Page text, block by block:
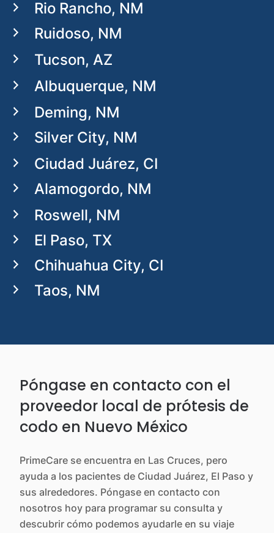
Rio Rancho, NM
Ruidoso, NM
Tucson, AZ
Albuquerque, NM
Deming, NM
Silver City, NM
Ciudad Juárez, CI
Alamogordo, NM
Roswell, NM
El Paso, TX
Chihuahua City, CI
Taos, NM
Póngase en contacto con el
proveedor local de prótesis de
codo en Nuevo México
PrimeCare se encuentra en Las Cruces, pero
ayuda a los pacientes de Ciudad Juárez, El Paso y
sus alrededores. Póngase en contacto con
nosotros hoy para programar su consulta y
descubrir cómo podemos ayudarle en su viaje